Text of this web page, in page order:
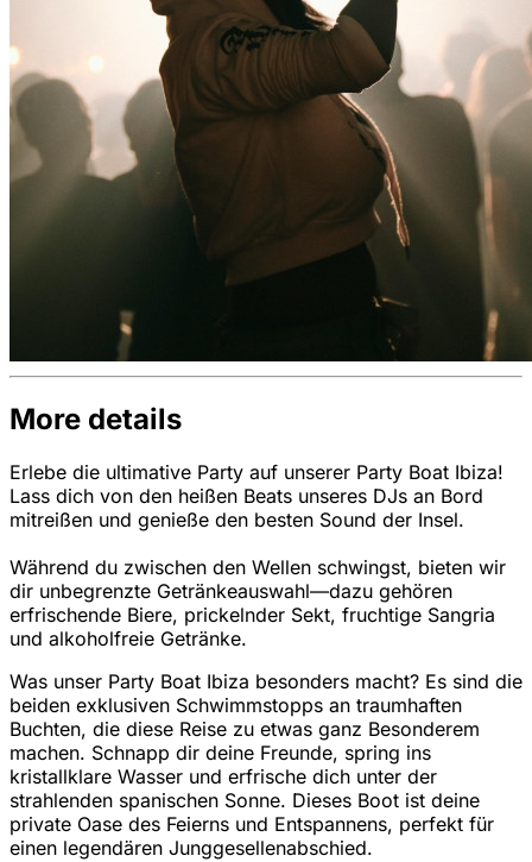
More details
Erlebe die ultimative Party auf unserer Party Boat Ibiza!
Lass dich von den heißen Beats unseres DJs an Bord
mitreißen und genieße den besten Sound der Insel.
Während du zwischen den Wellen schwingst, bieten wir
dir unbegrenzte Getränkeauswahl—dazu gehören
erfrischende Biere, prickelnder Sekt, fruchtige Sangria
und alkoholfreie Getränke.
Was unser Party Boat Ibiza besonders macht? Es sind die
beiden exklusiven Schwimmstopps an traumhaften
Buchten, die diese Reise zu etwas ganz Besonderem
machen. Schnapp dir deine Freunde, spring ins
kristallklare Wasser und erfrische dich unter der
strahlenden spanischen Sonne. Dieses Boot ist deine
private Oase des Feierns und Entspannens, perfekt für
einen legendären Junggesellenabschied.